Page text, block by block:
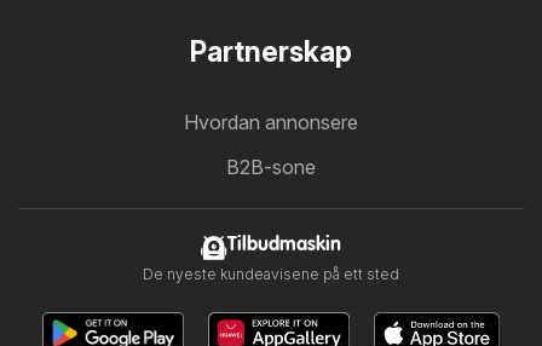
Partnerskap
Hvordan annonsere
B2B-sone
Tilbudmaskin
De nyeste kundeavisene på ett sted